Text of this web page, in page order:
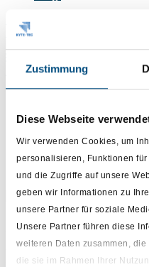
Zustimmung
Diese Webseite
Wir verwenden Cookies, um
personalisieren, Funktionen
und die Zugriffe auf unsere
geben wir Informationen zu
unsere Partner für soziale
Unsere Partner führen diese
weiteren Daten zusammen,
die sie im Rahmen Ihrer
Hier Apotheke kostenlos
Login
Login
Unser Ziel ist es, den
und Europa auf ein neues
Apotheken, Herstellern und
Mehrwert zu bieten. Durch